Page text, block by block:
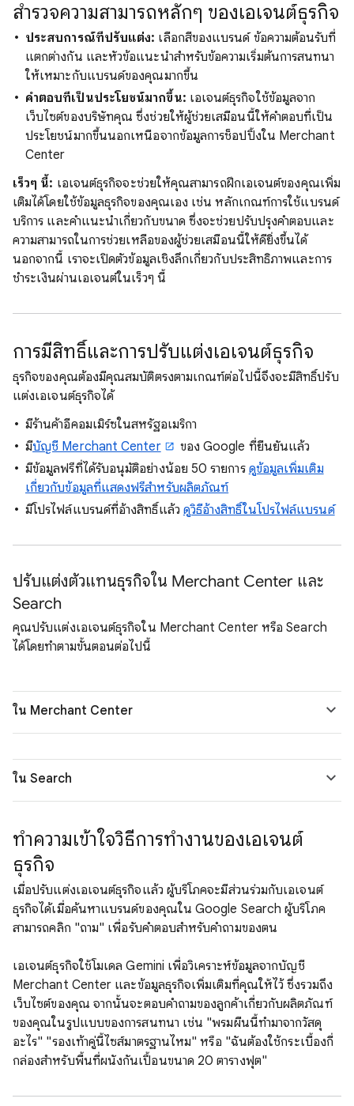
สำรวจความสามารถหลักๆ ของเอเจนต์ธุรกิจ
ประสบการณ์ที่ปรับแต่ง: เลือกสีของแบรนด์ ข้อความต้อนรับที่
แตกต่างกัน และหัวข้อแนะนำสำหรับข้อความเริ่มต้นการสนทนา
ให้เหมาะกับแบรนด์ของคุณมากขึ้น
คำตอบที่เป็นประโยชน์มากขึ้น: เอเจนต์ธุรกิจใช้ข้อมูลจาก
เว็บไซต์ของบริษัทคุณ ซึ่งช่วยให้ผู้ช่วยเสมือนนี้ให้คำตอบที่เป็น
ประโยชน์มากขึ้นนอกเหนือจากข้อมูลการช็อปปิ้งใน Merchant
Center
เร็วๆ นี้: เอเจนต์ธุรกิจจะช่วยให้คุณสามารถฝึกเอเจนต์ของคุณเพิ่ม
เติมได้โดยใช้ข้อมูลธุรกิจของคุณเอง เช่น หลักเกณฑ์การใช้แบรนด์
บริการ และคำแนะนำเกี่ยวกับขนาด ซึ่งจะช่วยปรับปรุงคำตอบและ
ความสามารถในการช่วยเหลือของผู้ช่วยเสมือนนี้ให้ดียิ่งขึ้นได้
นอกจากนี้ เราจะเปิดตัวข้อมูลเชิงลึกเกี่ยวกับประสิทธิภาพและการ
ชำระเงินผ่านเอเจนต์ในเร็วๆ นี้
การมีสิทธิ์และการปรับแต่งเอเจนต์ธุรกิจ
ธุรกิจของคุณต้องมีคุณสมบัติตรงตามเกณฑ์ต่อไปนี้จึงจะมีสิทธิ์ปรับ
แต่งเอเจนต์ธุรกิจได้
มีร้านค้าอีคอมเมิร์ซในสหรัฐอเมริกา
มีบัญชี Merchant Center
ของ Google ที่ยืนยันแล้ว
มีข้อมูลฟรีที่ได้รับอนุมัติอย่างน้อย 50 รายการ ดูข้อมูลเพิ่มเติม
เกี่ยวกับข้อมูลที่แสดงฟรีสำหรับผลิตภัณฑ์
มีโปรไฟล์แบรนด์ที่อ้างสิทธิ์แล้ว ดูวิธีอ้างสิทธิ์ในโปรไฟล์แบรนด์
ปรับแต่งตัวแทนธุรกิจใน Merchant Center และ
Search
คุณปรับแต่งเอเจนต์ธุรกิจใน Merchant Center หรือ Search
ได้โดยทำตามขั้นตอนต่อไปนี้
ใน Merchant Center
ใน Search
ทำความเข้าใจวิธีการทำงานของเอเจนต์
ธุรกิจ
เมื่อปรับแต่งเอเจนต์ธุรกิจแล้ว ผู้บริโภคจะมีส่วนร่วมกับเอเจนต์
ธุรกิจได้เมื่อค้นหาแบรนด์ของคุณใน Google Search ผู้บริโภค
สามารถคลิก "ถาม" เพื่อรับคำตอบสำหรับคำถามของตน
เอเจนต์ธุรกิจใช้โมเดล Gemini เพื่อวิเคราะห์ข้อมูลจากบัญชี
Merchant Center และข้อมูลธุรกิจเพิ่มเติมที่คุณให้ไว้ ซึ่งรวมถึง
เว็บไซต์ของคุณ จากนั้นจะตอบคำถามของลูกค้าเกี่ยวกับผลิตภัณฑ์
ของคุณในรูปแบบของการสนทนา เช่น "พรมผืนนี้ทำมาจากวัสดุ
อะไร" "รองเท้าคู่นี้ไซส์มาตรฐานไหม" หรือ "ฉันต้องใช้กระเบื้องกี่
กล่องสำหรับพื้นที่ผนังกันเปื้อนขนาด 20 ตารางฟุต"